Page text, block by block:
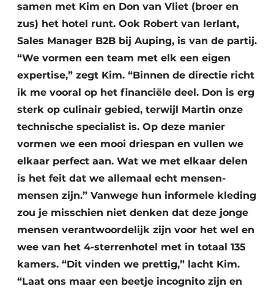
samen met Kim en Don van Vliet (broer en
zus) het hotel runt. Ook Robert van Ierlant,
Sales Manager B2B bij Auping, is van de partij.
“We vormen een team met elk een eigen
expertise,” zegt Kim. “Binnen de directie richt
ik me vooral op het financiële deel. Don is erg
sterk op culinair gebied, terwijl Martin onze
technische specialist is. Op deze manier
vormen we een mooi driespan en vullen we
elkaar perfect aan. Wat we met elkaar delen
is het feit dat we allemaal echt mensen-
mensen zijn.” Vanwege hun informele kleding
zou je misschien niet denken dat deze jonge
mensen verantwoordelijk zijn voor het wel en
wee van het 4-sterrenhotel met in totaal 135
kamers. “Dit vinden we prettig,” lacht Kim.
“Laat ons maar een beetje incognito zijn en